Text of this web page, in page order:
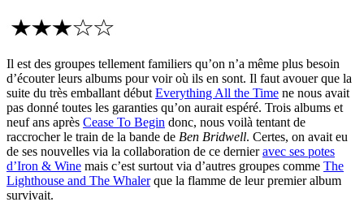
Il est des groupes tellement familiers qu’on n’a même plus besoin
d’écouter leurs albums pour voir où ils en sont. Il faut avouer que la
suite du très emballant début Everything All the Time ne nous avait
pas donné toutes les garanties qu’on aurait espéré. Trois albums et
neuf ans après Cease To Begin donc, nous voilà tentant de
raccrocher le train de la bande de Ben Bridwell. Certes, on avait eu
de ses nouvelles via la collaboration de ce dernieravec ses potes
d’Iron & Wine mais c’est surtout via d’autres groupes comme The
Lighthouse and The Whalerque la flamme de leur premier album
survivait.